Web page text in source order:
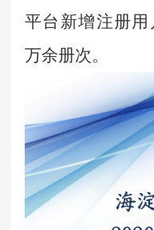
平台新增注册用
万余册次。